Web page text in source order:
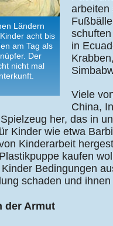
Ländern
acht bis
am Tag als
Der
nicht mal
arbeiten
in
Viele
China,
her, das in
Kinder wie etwa
Kinderarbeit
kaufen
Bedingungen
schaden und
der Armut